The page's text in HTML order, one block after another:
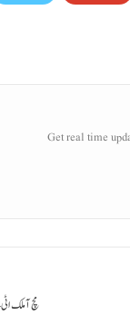
Get real time
مچ آ ملک اٹی 24 گھنٹہ ٹی کورونا دین انا 42 پوسکن ءُ کیس رپورٹ